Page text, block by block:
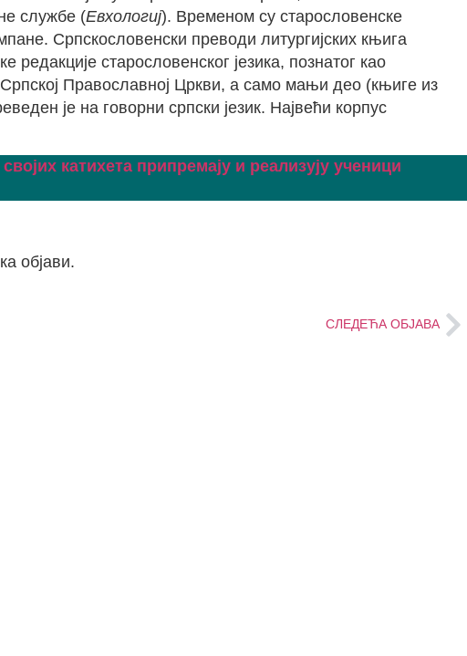
службе (Евхологиј). Временом су старословенске
Српскословенски преводи литургијских књига
старословенског језика, познатог као
Српској Православној Цркви, а само мањи део (књиге из
је на говорни српски језик. Највећи корпус
катихета припремају и реализују ученици
објави.
СЛЕДЕЋА ОБЈАВА